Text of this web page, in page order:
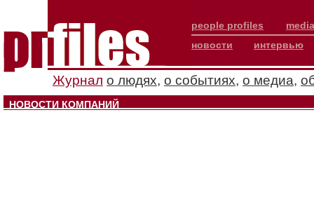
people profiles
новости
интервью
Журнал о людях, о событиях, о медиа,
НОВОСТИ КОМПАНИЙ